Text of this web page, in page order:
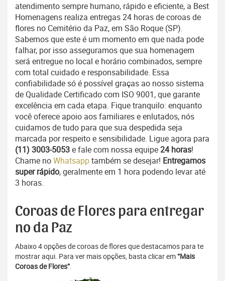
atendimento sempre humano, rápido e eficiente, a Best
Homenagens realiza entregas 24 horas de coroas de
flores no Cemitério da Paz, em São Roque (SP).
Sabemos que este é um momento em que nada pode
falhar, por isso asseguramos que sua homenagem
será entregue no local e horário combinados, sempre
com total cuidado e responsabilidade. Essa
confiabilidade só é possível graças ao nosso sistema
de Qualidade Certificado com ISO 9001, que garante
excelência em cada etapa. Fique tranquilo: enquanto
você oferece apoio aos familiares e enlutados, nós
cuidamos de tudo para que sua despedida seja
marcada por respeito e sensibilidade. Ligue agora para
(11) 3003-5053e fale com nossa equipe24 horas!
Chame noWhatsapptambém se desejar! Entregamos
super rápido, geralmente em 1 hora podendo levar até
3 horas.
Coroas de Flores para entregar
no da Paz
Abaixo 4 opções de coroas de flores que destacamos para te
mostrar aqui. Para ver mais opções, basta clicar em“Mais
Coroas de Flores”.